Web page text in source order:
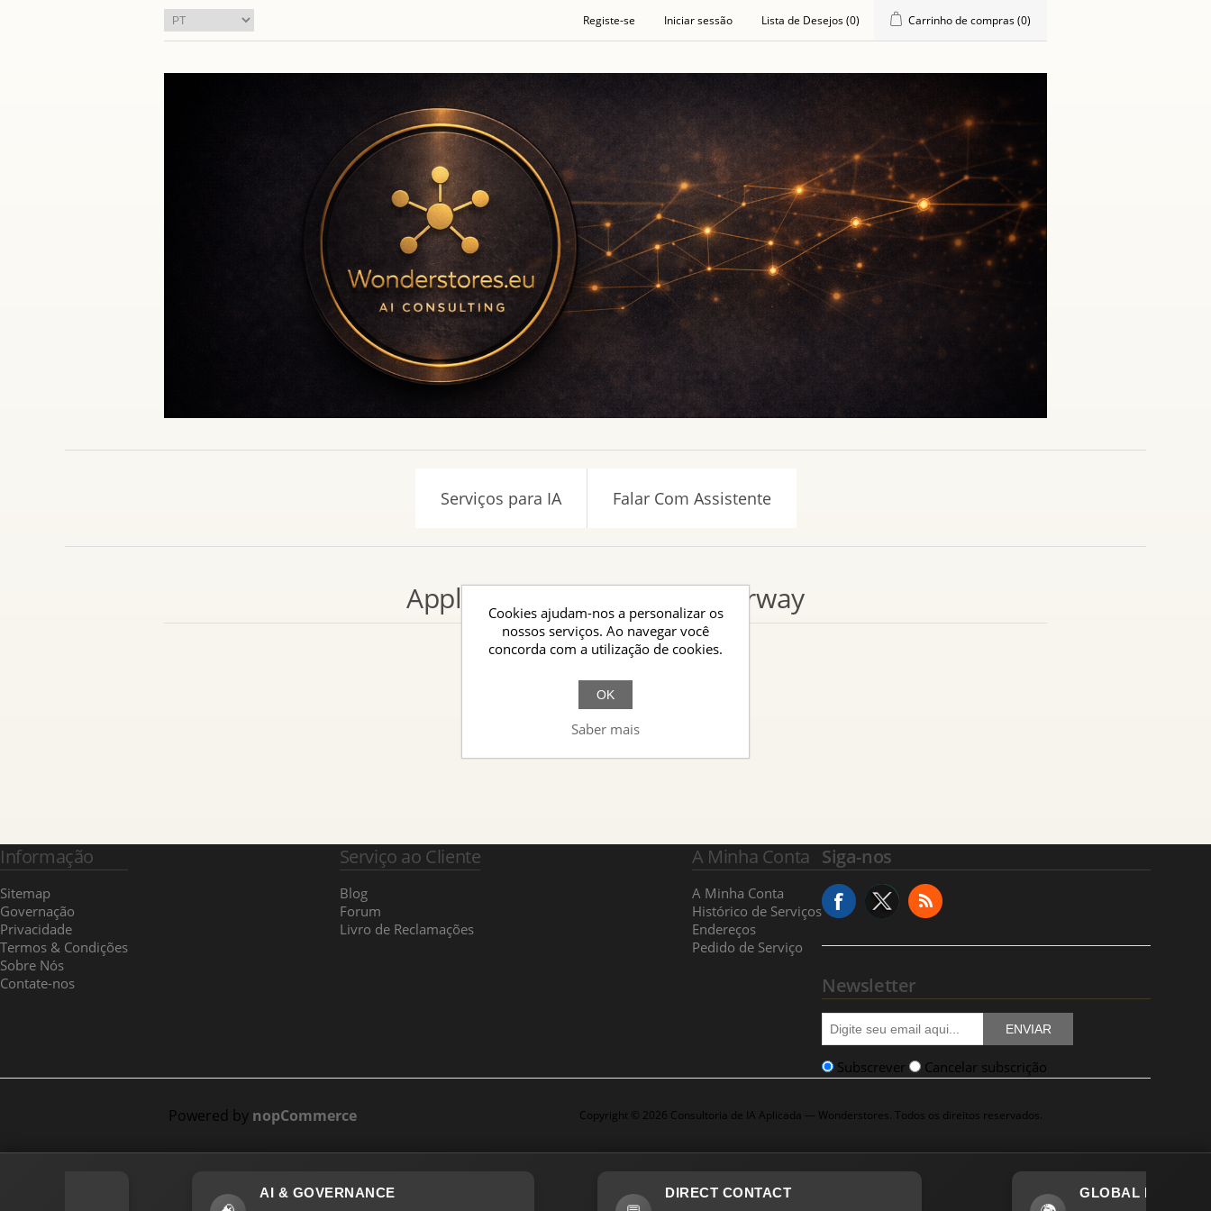
Registe-se Iniciar sessão Lista de Desejos(0) Carrinho de compras(0)
Serviços para IA Falar Com Assistente
Applied AI Consulting — Norway
Informação
Sitemap
Governação
Privacidade
Termos & Condições
Sobre Nós
Contate-nos
Serviço ao Cliente
Blog
Forum
Livro de Reclamações
A Minha Conta
A Minha Conta
Histórico de Serviços
Endereços
Pedido de Serviço
Siga-nos
Newsletter
ENVIAR
Subscrever Cancelar subscrição
Copyright © 2026 Consultoria de IA Aplicada — Wonderstores. Todos os direitos reservados.
Powered by nopCommerce
Cookies ajudam-nos a personalizar os
nossos serviços. Ao navegar você
concorda com a utilização de cookies.
OK
Saber mais
AI & GOVERNANCE DIRECT CONTACT GLOBAL HQ